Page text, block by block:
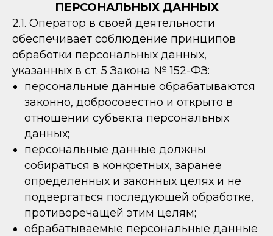
ПЕРСОНАЛЬНЫХ ДАННЫХ
2.1. Оператор в своей деятельности
обеспечивает соблюдение принципов
обработки персональных данных,
указанных в ст. 5 Закона № 152-ФЗ:
персональные данные обрабатываются
законно, добросовестно и открыто в
отношении субъекта персональных
данных;
персональные данные должны
собираться в конкретных, заранее
определенных и законных целях и не
подвергаться последующей обработке,
противоречащей этим целям;
обрабатываемые персональные данные